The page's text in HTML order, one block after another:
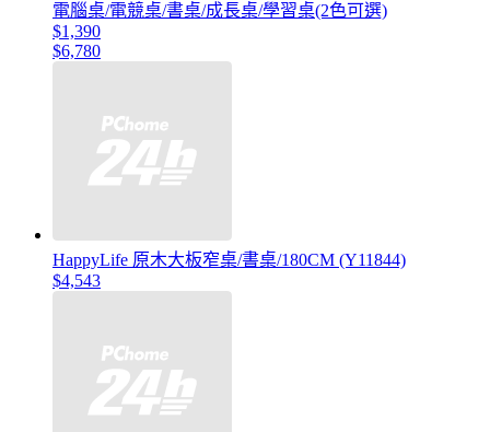
電腦桌/電競桌/書桌/成長桌/學習桌(2色可選)
$1,390
$6,780
HappyLife 原木大板窄桌/書桌/180CM (Y11844)
$4,543